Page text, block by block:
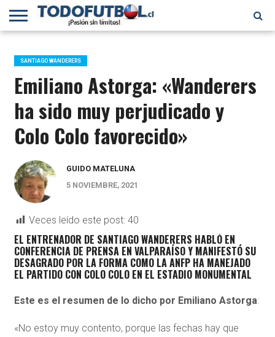
PRIMERA
B
SELECCIÓN
CHILENA
CHILENOS
EN EL
MUNDO
FÚTBOL
INTERNACIONAL
SANTIAGO WANDERERS
Emiliano Astorga: «Wanderers
ha sido muy perjudicado y
Colo Colo favorecido»
GUIDO MATELUNA
5 NOVIEMBRE, 2021
Veces leído este post: 40
EL ENTRENADOR DE SANTIAGO WANDERERS HABLÓ EN
CONFERENCIA DE PRENSA EN VALPARAÍSO Y MANIFESTÓ SU
DESAGRADO POR LA FORMA COMO LA ANFP HA MANEJADO
EL PARTIDO CON COLO COLO EN EL ESTADIO MONUMENTAL
Este es el resumen de lo dicho por Emiliano Astorga:
«No estoy muy contento, porque las fechas hay que